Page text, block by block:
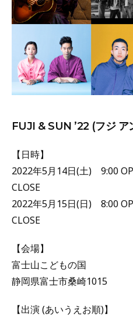
FUJI & SUN ’22 (フジ ア
【日時】
2022年5月14日(土) 9:00
CLOSE
2022年5月15日(日) 8:00
CLOSE
【会場】
富士山こどもの国
静岡県富士市桑崎1015
【出演 (あいうえお順)】